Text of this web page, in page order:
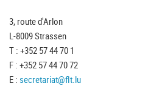
3, route d'Arlon
L-8009 Strassen
T : +352 57 44 70 1
F : +352 57 44 70 72
E : secretariat@flt.lu